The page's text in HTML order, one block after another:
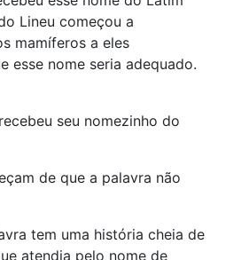
Lineu começou a
mamíferos a eles
esse nome seria adequado.
seu nomezinho do
de que a palavra não
tem uma história cheia de
atendia pelo nome de